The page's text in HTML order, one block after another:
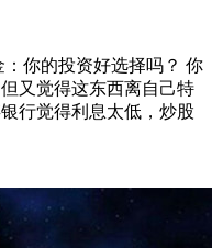
你的投资好选择吗？ 你
又觉得这东西离自己特
行觉得利息太低，炒股